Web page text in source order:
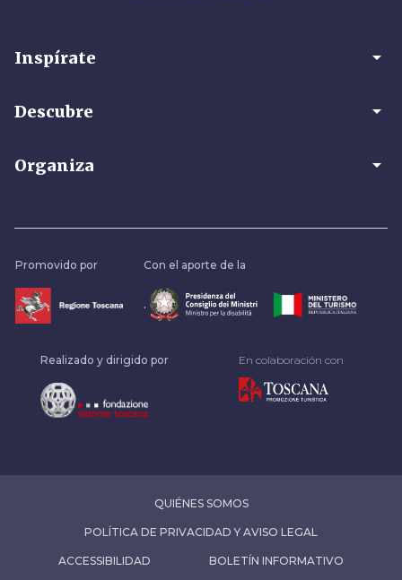
Inspírate arrow_drop_down
Descubre arrow_drop_down
Organiza arrow_drop_down
Promovido por Con el aporte de la
.
Realizado y dirigido por En colaboración con
QUIÉNES SOMOS
POLÍTICA DE PRIVACIDAD Y AVISO LEGAL
ACCESSIBILIDAD BOLETÍN INFORMATIVO